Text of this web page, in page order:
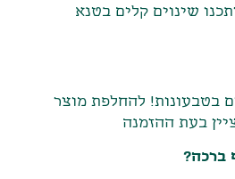
שינוים קלים בטנא
בטבעונות! להחלפת מוצר
בעת ההזמנה
ברכה?